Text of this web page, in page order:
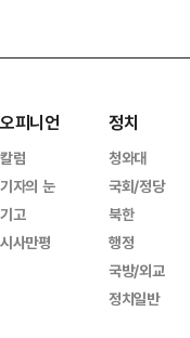
오피니언
칼럼
기자의 눈
기고
시사만평
정치
청와대
국회/정당
북한
행정
국방/외교
정치일반